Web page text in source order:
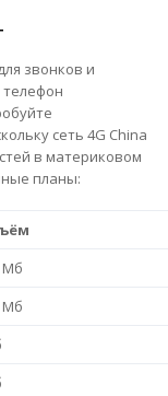
звонков и
сеть 4G China
в материковом
планы:
Мб
Мб